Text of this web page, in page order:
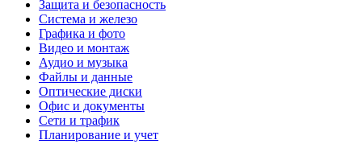
Защита и безопасность
Система и железо
Графика и фото
Видео и монтаж
Аудио и музыка
Файлы и данные
Оптические диски
Офис и документы
Сети и трафик
Планирование и учет